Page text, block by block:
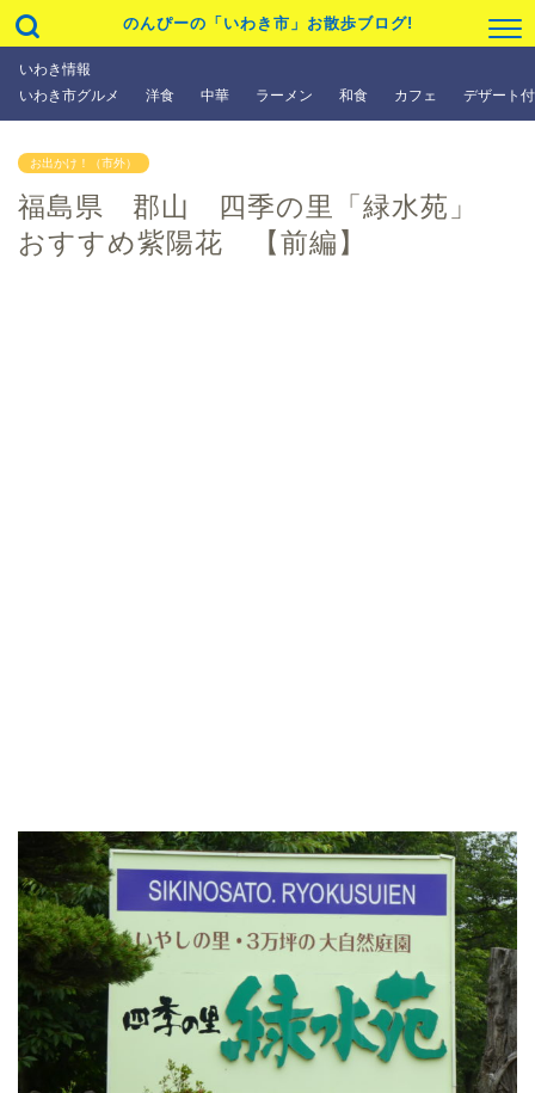
のんぴーの「いわき市」お散歩ブログ!
いわき情報
いわき市グルメ
洋食 中華 ラーメン 和食 カフェ デザート
お出かけ！（市外）
福島県 郡山 四季の里「緑水苑」
おすすめ紫陽花 【前編】